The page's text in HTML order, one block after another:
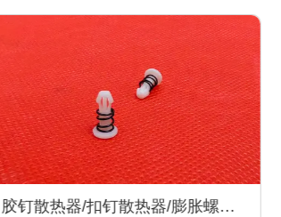
胶钉散热器/扣钉散热器/膨胀螺丝/